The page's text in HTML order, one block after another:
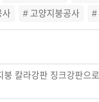
사
# 고양지붕공사 #
붕 칼라강판 징크강판으